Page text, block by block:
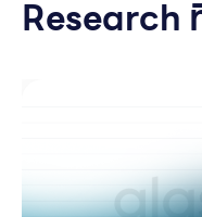
Research